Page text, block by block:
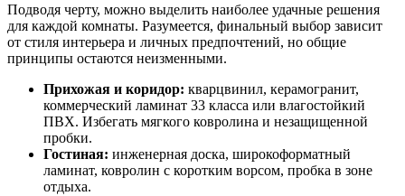
Подводя черту, можно выделить наиболее удачные решения
для каждой комнаты. Разумеется, финальный выбор зависит
от стиля интерьера и личных предпочтений, но общие
принципы остаются неизменными.
Прихожая и коридор: кварцвинил, керамогранит,
коммерческий ламинат 33 класса или влагостойкий
ПВХ. Избегать мягкого ковролина и незащищенной
пробки.
Гостиная: инженерная доска, широкоформатный
ламинат, ковролин с коротким ворсом, пробка в зоне
отдыха.